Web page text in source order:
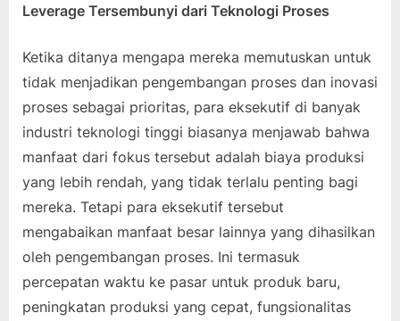
Leverage Tersembunyi dari Teknologi Proses
Ketika ditanya mengapa mereka memutuskan untuk
tidak menjadikan pengembangan proses dan inovasi
proses sebagai prioritas, para eksekutif di banyak
industri teknologi tinggi biasanya menjawab bahwa
manfaat dari fokus tersebut adalah biaya produksi
yang lebih rendah, yang tidak terlalu penting bagi
mereka. Tetapi para eksekutif tersebut
mengabaikan manfaat besar lainnya yang dihasilkan
oleh pengembangan proses. Ini termasuk
percepatan waktu ke pasar untuk produk baru,
peningkatan produksi yang cepat, fungsionalitas